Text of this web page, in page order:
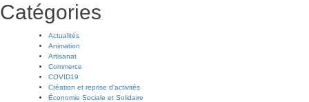
Catégories
Actualités
Animation
Artisanat
Commerce
COVID19
Création et reprise d'activités
Économie Sociale et Solidaire